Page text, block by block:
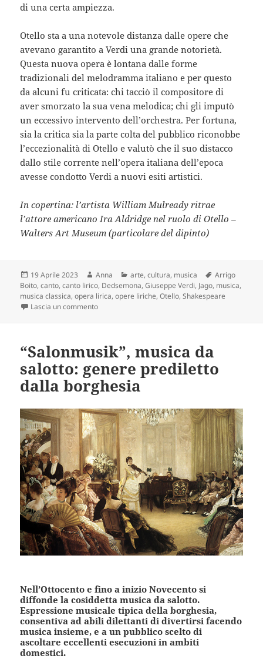
di una certa ampiezza.
Otello sta a una notevole distanza dalle opere che
avevano garantito a Verdi una grande notorietà.
Questa nuova opera è lontana dalle forme
tradizionali del melodramma italiano e per questo
da alcuni fu criticata: chi tacciò il compositore di
aver smorzato la sua vena melodica; chi gli imputò
un eccessivo intervento dell’orchestra. Per fortuna,
sia la critica sia la parte colta del pubblico riconobbe
l’eccezionalità di Otello e valutò che il suo distacco
dallo stile corrente nell’opera italiana dell’epoca
avesse condotto Verdi a nuovi esiti artistici.
In copertina: l’artista William Mulready ritrae
l’attore americano Ira Aldridge nel ruolo di Otello –
Walters Art Museum (particolare del dipinto)
Scritto
il
19 Aprile 2023 Autore
Anna Categorie
arte,cultura, musica Tag
Arrigo
Boito,canto,canto lirico, Dedsemona,Giuseppe Verdi, Jago, musica,
musica classica,opera lirica,opere liriche,Otello,Shakespeare
Lascia un commentosu Opera al nero #6: Otello di Verdi, dramma
“Salonmusik”, musica da
salotto: genere prediletto
dalla borghesia
Nell’Ottocento e fino a inizio Novecento si
diffonde la cosiddetta musica da salotto.
Espressione musicale tipica della borghesia,
consentiva ad abili dilettanti di divertirsi facendo
musica insieme, e a un pubblico scelto di
ascoltare eccellenti esecuzioni in ambiti
domestici.